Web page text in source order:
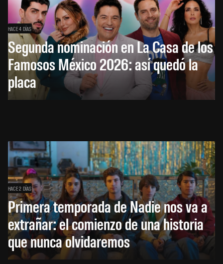
HACE 4 DÍAS
Segunda nominación en La Casa de los
Famosos México 2026: así quedó la
placa
HACE 2 DÍAS
Primera temporada de Nadie nos va a
extrañar: el comienzo de una historia
que nunca olvidaremos